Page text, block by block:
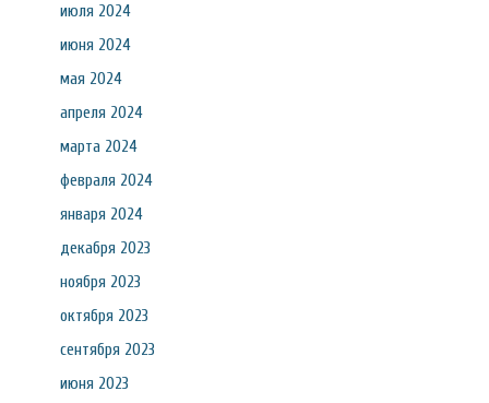
июля 2024
июня 2024
мая 2024
апреля 2024
марта 2024
февраля 2024
января 2024
декабря 2023
ноября 2023
октября 2023
сентября 2023
июня 2023